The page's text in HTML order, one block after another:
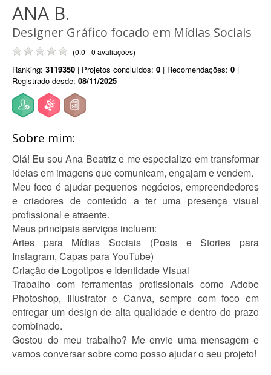
ANA B.
Designer Gráfico focado em Mídias Sociais
(0.0 - 0 avaliações)
Ranking: 3119350 | Projetos concluídos: 0 | Recomendações: 0 |
Registrado desde: 08/11/2025
Sobre mim:
Olá! Eu sou Ana Beatriz e me especializo em transformar
ideias em imagens que comunicam, engajam e vendem.
Meu foco é ajudar pequenos negócios, empreendedores
e criadores de conteúdo a ter uma presença visual
profissional e atraente.
Meus principais serviços incluem:
Artes para Mídias Sociais (Posts e Stories para
Instagram, Capas para YouTube)
Criação de Logotipos e Identidade Visual
Trabalho com ferramentas profissionais como Adobe
Photoshop, Illustrator e Canva, sempre com foco em
entregar um design de alta qualidade e dentro do prazo
combinado.
Gostou do meu trabalho? Me envie uma mensagem e
vamos conversar sobre como posso ajudar o seu projeto!